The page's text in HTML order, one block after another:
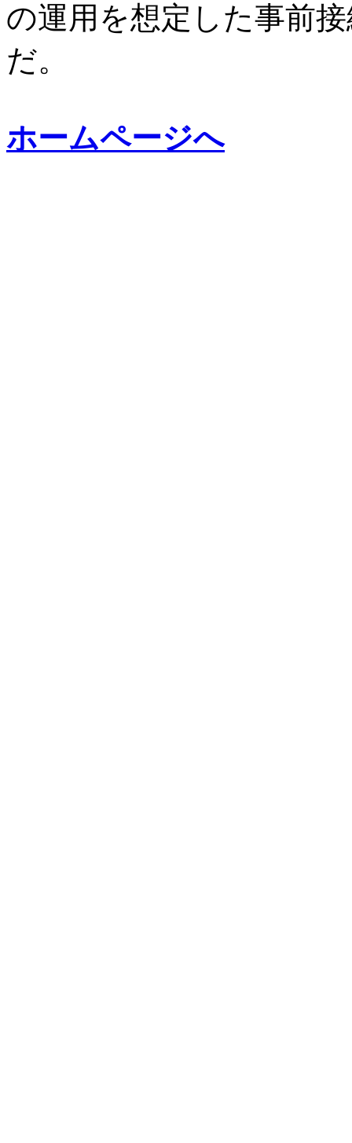
の運用を想定した事前
だ。
ホームページへ